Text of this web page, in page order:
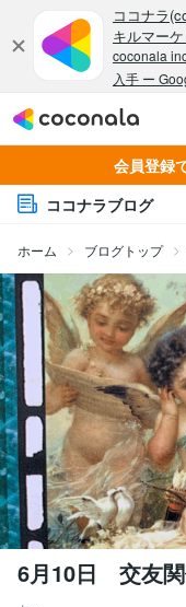
会員登録
ココナラブログ
ホーム ブログトップ
6月10日 交友関